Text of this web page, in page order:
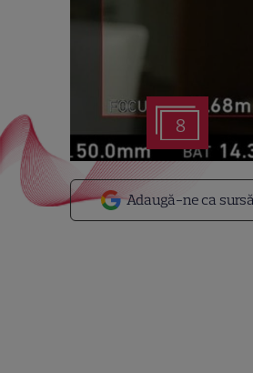
8
Adaugă-ne ca